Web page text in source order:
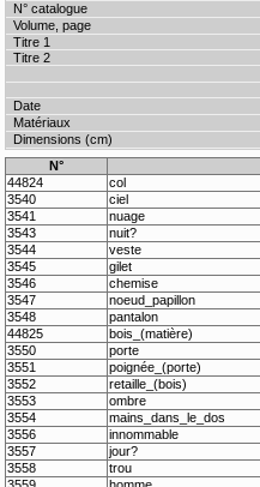
N°
44824
col
3540
ciel
3541
nuage
3543
nuit?
3544
veste
3545
gilet
3546
chemise
3547
noeud_papillon
3548
pantalon
44825
bois_(matière)
3550
porte
3551
poignée_(porte)
3552
retaille_(bois)
3553
ombre
3554
mains_dans_le_dos
3556
innommable
3557
jour?
3558
trou
3559
homme